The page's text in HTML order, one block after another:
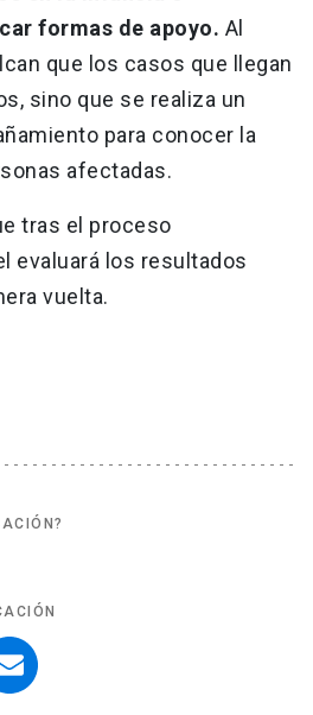
formas de apoyo. Al
que los casos que llegan
sino que se realiza un
para conocer la
afectadas.
tras el proceso
evaluará los resultados
vuelta.